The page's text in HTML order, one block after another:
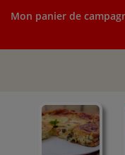
Mon panier de
Mon panier de